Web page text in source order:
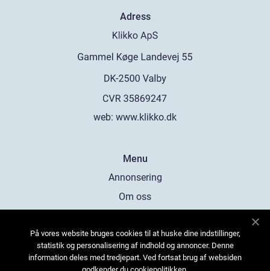
Adress
web: www.klikko.dk
Menu
Annonsering
Om oss
Kontakta oss
Sitemap
På vores website bruges cookies til at huske dine indstillinger,
statistik og personalisering af indhold og annoncer. Denne
information deles med tredjepart. Ved fortsat brug af websiden